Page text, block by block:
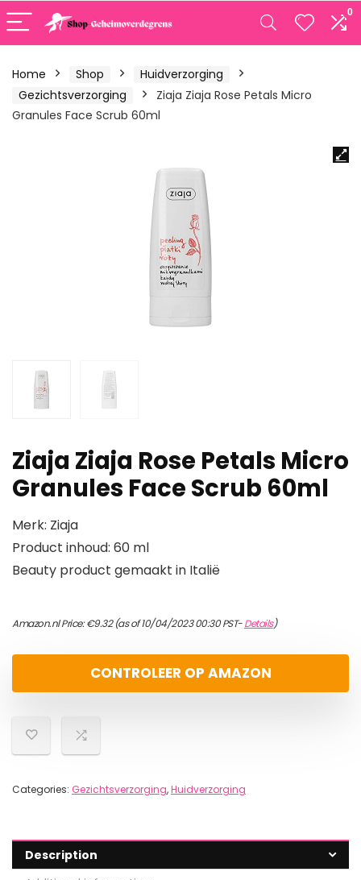
0
Home Shop
Huidverzorging
Gezichtsverzorging
Ziaja Ziaja Rose Petals Micro
Granules Face Scrub 60ml
Ziaja Ziaja Rose Petals Micro
Granules Face Scrub 60ml
Merk: Ziaja
Product inhoud: 60 ml
Beauty product gemaakt in Italië
Amazon.nl Price:€9.32(as of 10/04/2023 00:30 PST-Details)
CONTROLEER OP AMAZON
Categories: Gezichtsverzorging,Huidverzorging
Description